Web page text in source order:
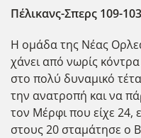
Πέλικανς-Σπερς 109-103
Η ομάδα της Νέας
χάνει από νωρίς
στο πολύ δυναμικό
την ανατροπ΄η και να
τον Μέρφι που είχε 24,
στους 20 σταμάτησε ο